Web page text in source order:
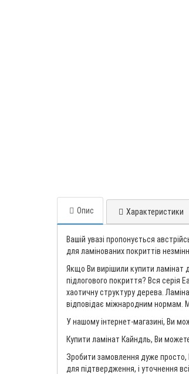
Опис Характеристики
Вашій увазі пропонується
для ламінованих покриттів
Якщо Ви вирішили купити ламінат
підлогового покриття? Вся серія
хаотичну структуру дерева.
відповідає міжнародним нормам.
У нашому інтернет-магазині, Ви
Купити ламінат Кайндль, Ви
Зробити замовлення дуже
для підтвердження, і уточнення